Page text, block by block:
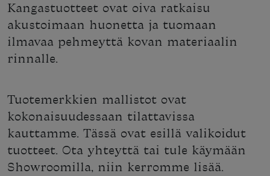
Kangastuotteet ovat oiva ratkaisu
akustoimaan huonetta ja tuomaan
ilmavaa pehmeyttä kovan materiaalin
rinnalle.
Tuotemerkkien mallistot ovat
kokonaisuudessaan tilattavissa
kauttamme. Tässä ovat esillä valikoidut
tuotteet. Ota yhteyttä tai tule käymään
Showroomilla, niin kerromme lisää.